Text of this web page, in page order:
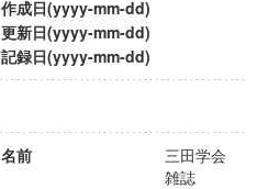
作成日(yyyy-mm-dd)
更新日(yyyy-mm-dd)
記録日(yyyy-mm-dd)
名前
三田学会
雑誌